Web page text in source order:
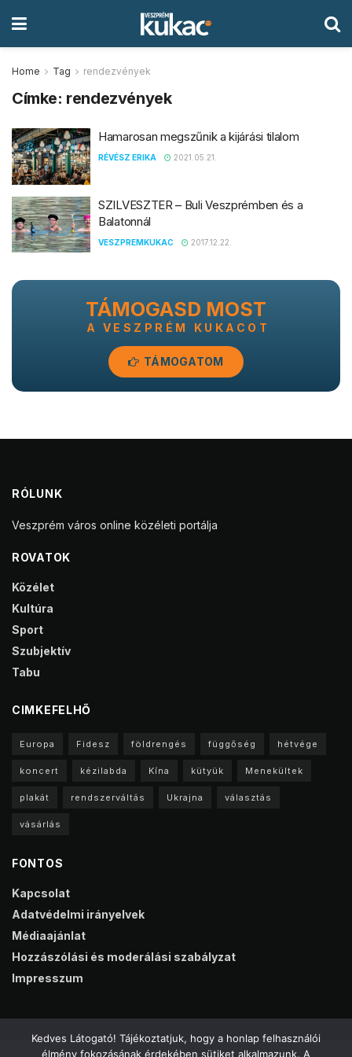
Home Tag rendezvények
Címke: rendezvények
Hamarosan megszűnik a kijárási tilalom
RÉVÉSZ ERIKA 2021.05.21.
SZILVESZTER – Buli Veszprémben és a
Balatonnál
VESZPREMKUKAC 2017.12.22.
TÁMOGASD MOST
A VESZPRÉM KUKACOT
TÁMOGATOM
RÓLUNK
Veszprém város online közéleti portálja
ROVATOK
Közélet
Kultúra
Sport
Szubjektív
Tabu
CIMKEFELHŐ
Europa Fidesz földrengés függőség hétvége
koncert kézilabda Kína kütyük Menekültek
plakát rendszerváltás Ukrajna választás
vásárlás
FONTOS
Kapcsolat
Adatvédelmi irányelvek
Médiaajánlat
Hozzászólási és moderálási szabályzat
Impresszum
Kedves Látogató! Tájékoztatjuk, hogy a honlap felhasználói
élmény fokozásának érdekében sütiket alkalmazunk. A